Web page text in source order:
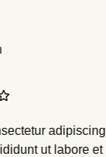
adipiscing
ut labore et